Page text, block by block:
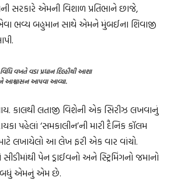
સરકારે એમની વિશાળ પ્રતિભાને છાજે,
ભવ્ય બહુમાન સાથે એમને મુંબઈના શિવાજી
વખતે વડા પ્રધાન દિલ્હીથી આશા
આશ્વાસન આપવા આવ્યા.
કાલથી લતાજી વિશેની એક સિરીઝ લખવાનું
પહેલાં ‘સમકાલીન’ની મારી દૈનિક કૉલમ
લખાયેલો આ લેખ ફરી એક વાર વાંચો.
પેન ડ્રાઈવનો અને સ્ટ્રિમિંગનો જમાનો
બધું એમનું એમ છે.